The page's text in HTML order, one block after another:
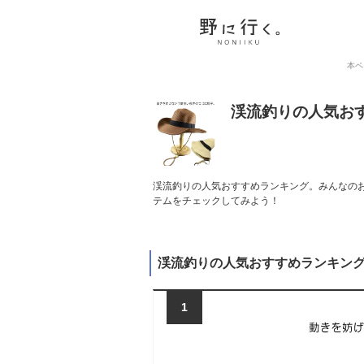
本
渓流釣りの人気お
渓流釣りの人気おすすめランキング。みんな
テムをチェックしてみよう！
渓流釣りの人気おすすめランキン
1